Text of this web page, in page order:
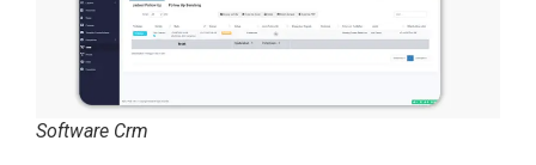
Software Crm